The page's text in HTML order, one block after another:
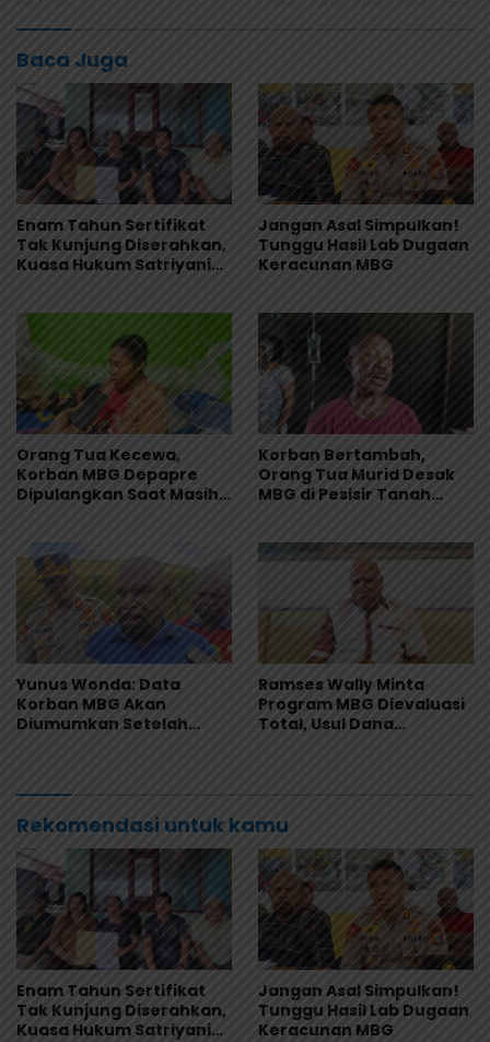
Baca Juga
Enam Tahun Sertifikat
Tak Kunjung Diserahkan,
Kuasa Hukum Satriyani
Papua
Jangan Asal Simpulkan!
Tunggu Hasil Lab Dugaan
Keracunan MBG
Orang Tua Kecewa,
Korban MBG Depapre
Dipulangkan Saat Masih
Korban Bertambah,
Orang Tua Murid Desak
MBG di Pesisir Tanah
Yunus Wonda: Data
Korban MBG Akan
Diumumkan Setelah
Ramses Wally Minta
Program MBG Dievaluasi
Total, Usul Dana
Rekomendasi untuk kamu
Enam Tahun Sertifikat
Tak Kunjung Diserahkan,
Kuasa Hukum Satriyani
Jangan Asal Simpulkan!
Tunggu Hasil Lab Dugaan
Keracunan MBG